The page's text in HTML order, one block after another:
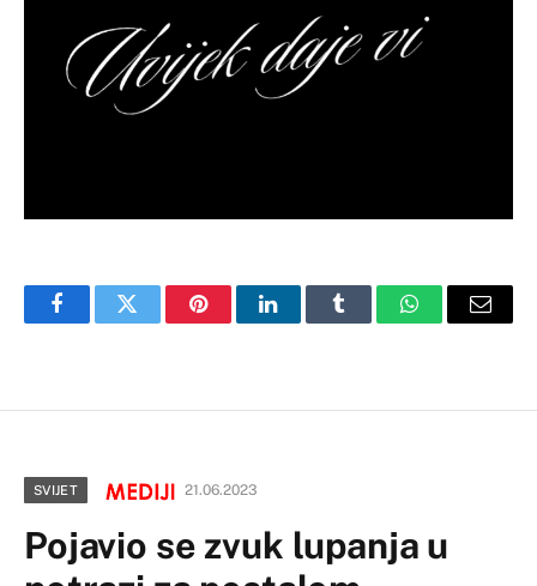
FacebookTwitter PinterestLinkedInTumblr WhatsAppEmail
SVIJET 21.06.2023
Pojavio se zvuk lupanja u